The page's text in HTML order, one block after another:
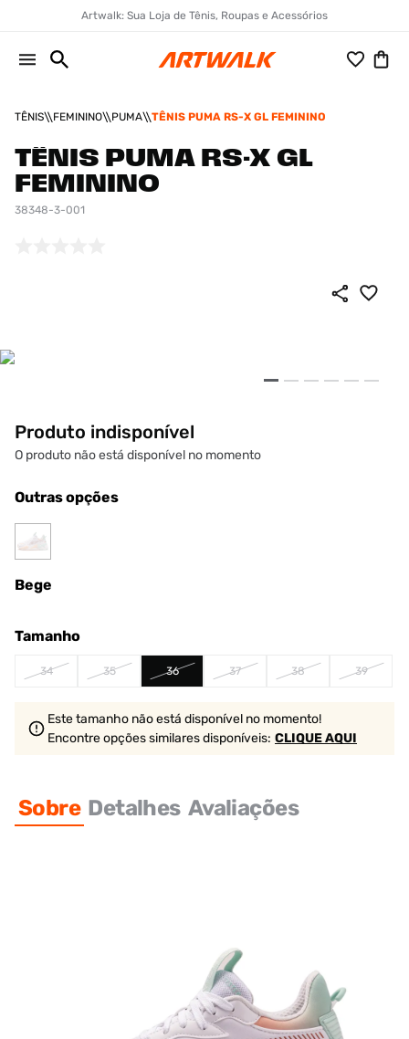
Artwalk: Sua Loja de Tênis, Roupas e Acessórios
TÊNIS FEMININO PUMA TÊNIS PUMA RS-X GL FEMININO
TÊNIS PUMA RS-X GL
FEMININO
38348-3-001
Produto indisponível
O produto não está disponível no momento
Outras opções
Bege
Tamanho
34 35 36 37 38 39
Este tamanho não está disponível no momento!
Encontre opções similaresdisponíveis: CLIQUE AQUI
Sobre Detalhes Avaliações